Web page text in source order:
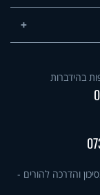
בהידברות
והדרכה להורים -